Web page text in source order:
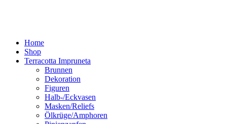
Home
Shop
Terracotta Impruneta
Brunnen
Dekoration
Figuren
Halb-/Eckvasen
Masken/Reliefs
Ölkrüge/Amphoren